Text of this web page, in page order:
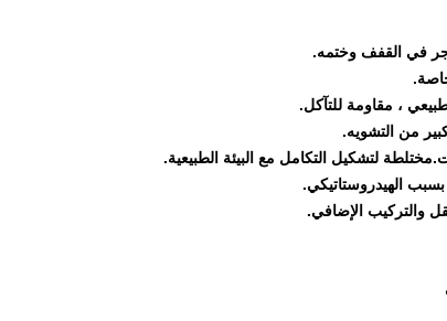
في القفف وختمه.
، مقاومة للتآكل.
من التشويه.
لتشكيل التكامل مع البيئة الطبيعية.
الهيدروستاتيكي.
والتركيب الإضافي.